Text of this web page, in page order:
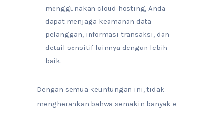
menggunakan cloud hosting, Anda
dapat menjaga keamanan data
pelanggan, informasi transaksi, dan
detail sensitif lainnya dengan lebih
baik.
Dengan semua keuntungan ini, tidak
mengherankan bahwa semakin banyak e-